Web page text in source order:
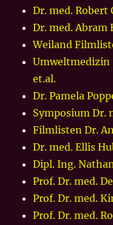
Dr. med. Robert
Dr. med.
Weiland
Umweltmedizin
et.al.
Dr. Pamela
Symposium Dr.
Filmlisten Dr.
Dr. med. Ellis
Dipl. Ing.
Prof. Dr. med.
Prof. Dr. med.
Prof. Dr. med.